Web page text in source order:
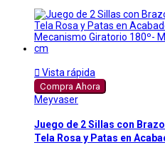
 Vista rápida
Compra Ahora
Meyvaser
Juego de 2 Sillas con
Tela Rosa y Patas en